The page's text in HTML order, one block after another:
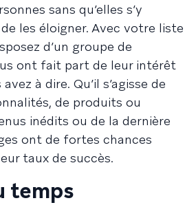
sans qu’elles s’y
les éloigner. Avec votre liste
d’un groupe de
ont fait part de leur intérêt
à dire. Qu’il s’agisse de
de produits ou
inédits ou de la dernière
ont de fortes chances
taux de succès.
temps